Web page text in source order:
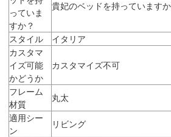
っていま
すか？
貴妃のベッドを持っています
スタイル
イタリア
カスタマ
イズ可能
かどうか
カスタマイズ不可
フレーム
材質
丸太
適用シー
ン
リビング